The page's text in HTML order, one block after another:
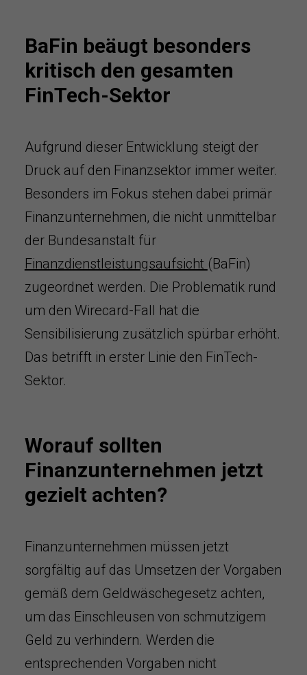
BaFin beäugt besonders
kritisch den gesamten
FinTech-Sektor
Aufgrund dieser Entwicklung steigt der
Druck auf den Finanzsektor immer weiter.
Besonders im Fokus stehen dabei primär
Finanzunternehmen, die nicht unmittelbar
der Bundesanstalt für
Finanzdienstleistungsaufsicht (BaFin)
zugeordnet werden. Die Problematik rund
um den Wirecard-Fall hat die
Sensibilisierung zusätzlich spürbar erhöht.
Das betrifft in erster Linie den FinTech-
Sektor.
Worauf sollten
Finanzunternehmen jetzt
gezielt achten?
Finanzunternehmen müssen jetzt
sorgfältig auf das Umsetzen der Vorgaben
gemäß dem Geldwäschegesetz achten,
um das Einschleusen von schmutzigem
Geld zu verhindern. Werden die
entsprechenden Vorgaben nicht